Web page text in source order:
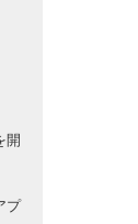
開
プ